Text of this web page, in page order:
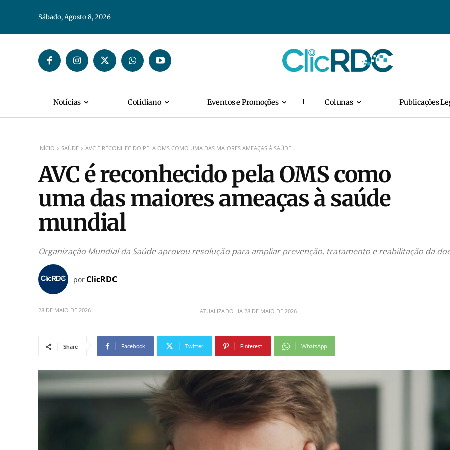
Sábado, Agosto 8, 2026
Notícias Cotidiano Eventos e Promoções Colunas Publicações
INÍCIO SAÚDE AVC É RECONHECIDO PELA OMS COMO UMA DAS MAIORES AMEAÇAS À SAÚDE...
AVC é reconhecido pela OMS como
uma das maiores ameaças à saúde
mundial
Organização Mundial da Saúde aprovou resolução para ampliar prevenção, tratamento e reabilitação da
por ClicRDC
28 DE MAIO DE 2026 ATUALIZADO HÁ 28 DE MAIO DE 2026
Share Facebook Twitter Pinterest WhatsApp